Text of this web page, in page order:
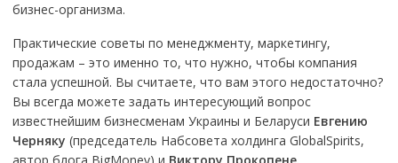
бизнес-организма.
Практические советы по менеджменту, маркетингу,
продажам – это именно то, что нужно, чтобы компания
стала успешной. Вы считаете, что вам этого недостаточно?
Вы всегда можете задать интересующий вопрос
известнейшим бизнесменам Украины и Беларуси Евгению
Черняку (председатель Набсовета холдинга GlobalSpirits,